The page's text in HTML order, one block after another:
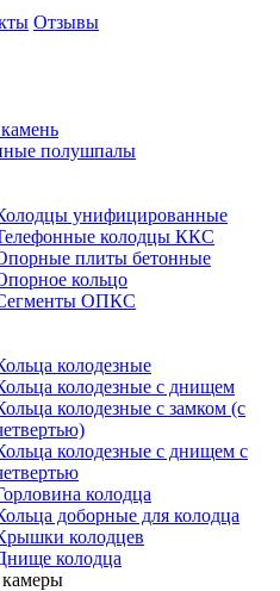
Отзывы
полушпалы
унифицированные
колодцы ККС
плиты бетонные
кольцо
ОПКС
колодезные
колодезные с днищем
колодезные с замком (с
колодезные с днищем с
колодца
доборные для колодца
колодцев
колодца